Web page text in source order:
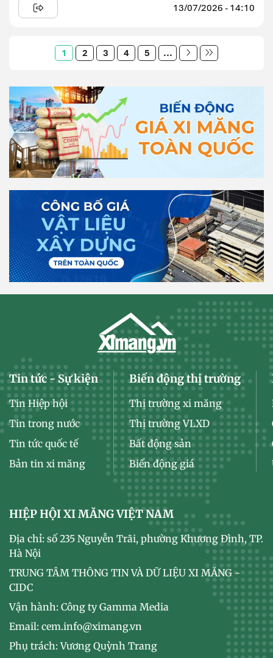
13/07/2026 - 14:10
1 2 3 4 5 ...
Tin tức - Sự kiện
Tin Hiệp hội
Tin trong nước
Tin tức quốc tế
Bản tin xi măng
Biến động thị trường
Thị trường xi măng
Thị trường VLXD
Bất động sản
Biến động giá
HIỆP HỘI XI MĂNG VIỆT NAM
Địa chỉ: số 235 Nguyễn Trãi, phường Khương Đình, TP.
Hà Nội
TRUNG TÂM THÔNG TIN VÀ DỮ LIỆU XI MĂNG -
CIDC
Vận hành: Công ty Gamma Media
Email: cem.info@ximang.vn
Phụ trách: Vương Quỳnh Trang